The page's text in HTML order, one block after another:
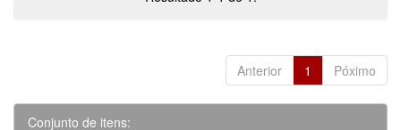
Anterior 1 Póximo
Conjunto de itens: